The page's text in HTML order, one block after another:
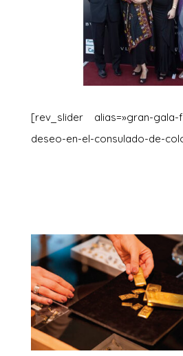
[rev_slider alias=»gran-gala-
deseo-en-el-consulado-de-